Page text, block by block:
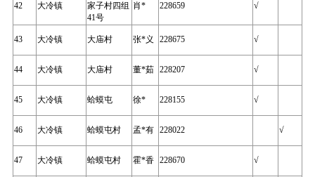
42 大冷镇
家子村四组
41号
肖* 228659 √
43 大冷镇 大庙村 张*义 228675 √
44 大冷镇 大庙村 董*茹 228207 √
45 大冷镇 蛤蟆屯 徐* 228155 √
46 大冷镇 蛤蟆屯村 孟*有 228022 √
47 大冷镇 蛤蟆屯村 霍*香 228670 √